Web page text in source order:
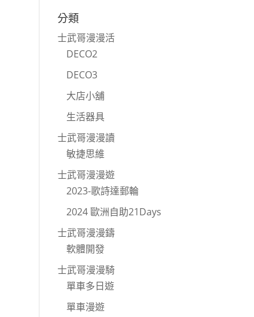
分類
士武哥漫漫活
DECO2
DECO3
大店小舖
生活器具
士武哥漫漫讀
敏捷思維
士武哥漫漫遊
2023-歌詩達郵輪
2024 歐洲自助21Days
士武哥漫漫鑄
軟體開發
士武哥漫漫騎
單車多日遊
單車漫遊